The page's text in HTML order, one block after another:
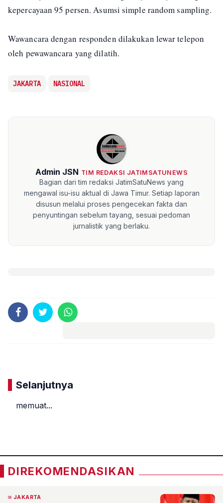
kepercayaan 95 persen. Asumsi simple random sampling.
Wawancara dengan responden dilakukan lewar telepon
oleh pewawancara yang dilatih.
JAKARTA NASIONAL
Admin JSN TIM REDAKSI JATIMSATUNEWS
Bagian dari tim redaksi JatimSatuNews yang
mengawal isu-isu aktual di Jawa Timur. Setiap laporan
disusun melalui proses pengecekan fakta dan
penyuntingan sebelum tayang, sesuai pedoman
jurnalistik yang berlaku.
Selanjutnya
memuat...
DIREKOMENDASIKAN
JAKARTA